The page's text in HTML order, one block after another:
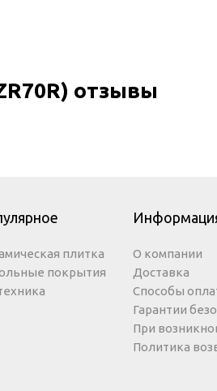
отзывы
плитка
покрытия
О компании
Доставка
Способы
Гарантии
При
Политика